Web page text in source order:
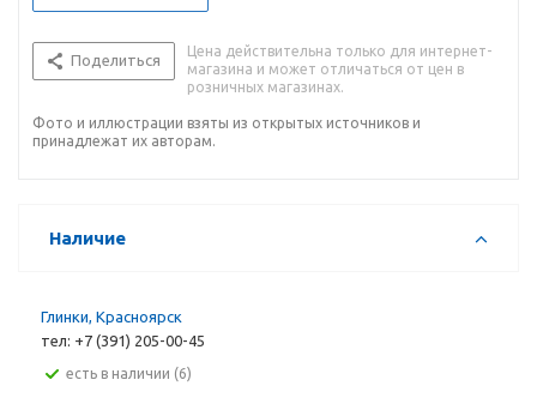
Поделиться
Цена действительна только для интернет-
магазина и может отличаться от цен в
розничных магазинах.
Фото и иллюстрации взяты из открытых источников и
принадлежат их авторам.
Наличие
Глинки, Красноярск
тел: +7 (391) 205-00-45
Есть в наличии (6)